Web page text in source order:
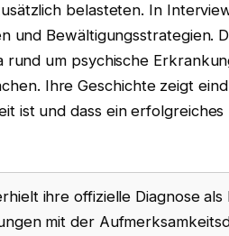
belasteten. In
und Bewältigungsstrategien.
rund um psychische
Ihre Geschichte zeigt
ist und dass ein
ihre offizielle Diagnose als
mit der